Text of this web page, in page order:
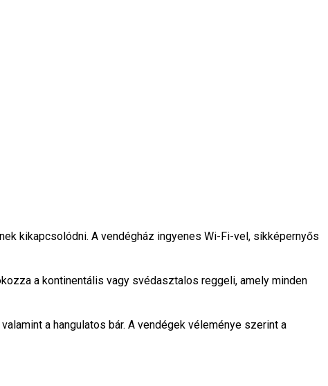
kikapcsolódni. A vendégház ingyenes Wi-Fi-vel, síkképernyős
a kontinentális vagy svédasztalos reggeli, amely minden
a hangulatos bár. A vendégek véleménye szerint a